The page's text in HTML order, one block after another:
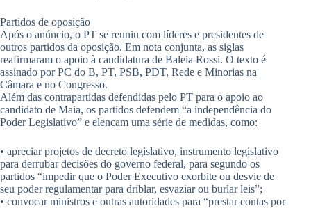
Partidos de oposição
Após o anúncio, o PT se reuniu com líderes e presidentes de
outros partidos da oposição. Em nota conjunta, as siglas
reafirmaram o apoio à candidatura de Baleia Rossi. O texto é
assinado por PC do B, PT, PSB, PDT, Rede e Minorias na
Câmara e no Congresso.
Além das contrapartidas defendidas pelo PT para o apoio ao
candidato de Maia, os partidos defendem “a independência do
Poder Legislativo” e elencam uma série de medidas, como:
• apreciar projetos de decreto legislativo, instrumento legislativo
para derrubar decisões do governo federal, para segundo os
partidos “impedir que o Poder Executivo exorbite ou desvie de
seu poder regulamentar para driblar, esvaziar ou burlar leis”;
• convocar ministros e outras autoridades para “prestar contas por